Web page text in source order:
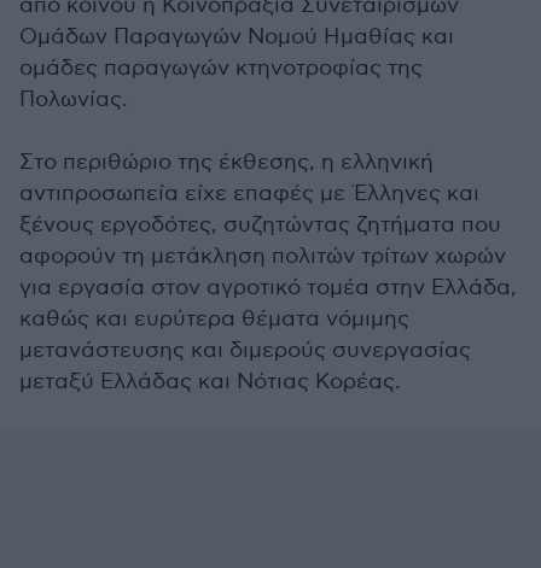
από κοινού η Κοινοπραξία Συνεταιρισμών
Ομάδων Παραγωγών Νομού Ημαθίας και
ομάδες παραγωγών κτηνοτροφίας της
Πολωνίας.
Στο περιθώριο της έκθεσης, η ελληνική
αντιπροσωπεία είχε επαφές με Έλληνες και
ξένους εργοδότες, συζητώντας ζητήματα που
αφορούν τη μετάκληση πολιτών τρίτων χωρών
για εργασία στον αγροτικό τομέα στην Ελλάδα,
καθώς και ευρύτερα θέματα νόμιμης
μετανάστευσης και διμερούς συνεργασίας
μεταξύ Ελλάδας και Νότιας Κορέας.